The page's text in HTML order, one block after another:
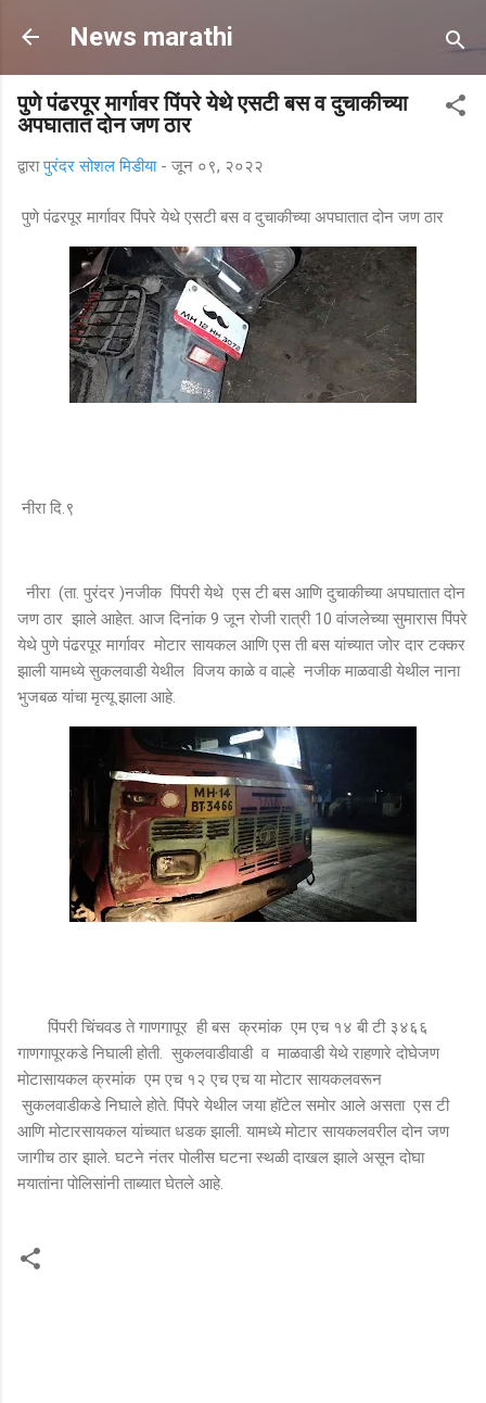
मुख्य सामग्रीवर वगळा
News marathi
पुणे पंढरपूर मार्गावर पिंपरे येथे एसटी बस व दुचाकीच्या
अपघातात दोन जण ठार
द्वारापुरंदर सोशल मिडीया - जून ०९, २०२२
पुणे पंढरपूर मार्गावर पिंपरे येथे एसटी बस व दुचाकीच्या अपघातात दोन जण ठार
नीरा दि.९
नीरा (ता. पुरंदर )नजीक पिंपरी येथे एस टी बस आणि दुचाकीच्या अपघातात दोन
जण ठार झाले आहेत. आज दिनांक 9 जून रोजी रात्री 10 वांजलेच्या सुमारास पिंपरे
येथे पुणे पंढरपूर मार्गावर मोटार सायकल आणि एस ती बस यांच्यात जोर दार टक्कर
झाली यामध्ये सुकलवाडी येथील विजय काळे व वाल्हे नजीक माळवाडी येथील नाना
भुजबळ यांचा मृत्यू झाला आहे.
पिंपरी चिंचवड ते गाणगापूर ही बस क्रमांक एम एच १४ बी टी ३४६६
गाणगापूरकडे निघाली होती. सुकलवाडीवाडी व माळवाडी येथे राहणारे दोघेजण
मोटासायकल क्रमांक एम एच १२ एच एच या मोटार सायकलवरून
सुकलवाडीकडे निघाले होते. पिंपरे येथील जया हॉटेल समोर आले असता एस टी
आणि मोटारसायकल यांच्यात धडक झाली. यामध्ये मोटार सायकलवरील दोन जण
जागीच ठार झाले. घटने नंतर पोलीस घटना स्थळी दाखल झाले असून दोघा
मयातांना पोलिसांनी ताब्यात घेतले आहे.